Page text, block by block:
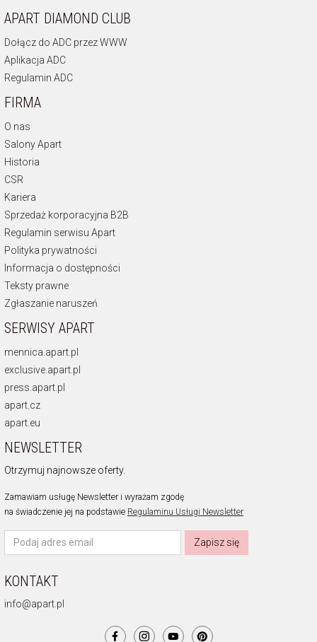
APART DIAMOND CLUB
Dołącz do ADC przez WWW
Aplikacja ADC
Regulamin ADC
FIRMA
O nas
Salony Apart
Historia
CSR
Kariera
Sprzedaż korporacyjna B2B
Regulamin serwisu Apart
Polityka prywatności
Informacja o dostępności
Teksty prawne
Zgłaszanie naruszeń
SERWISY APART
mennica.apart.pl
exclusive.apart.pl
press.apart.pl
apart.cz
apart.eu
NEWSLETTER
Otrzymuj najnowsze oferty.
Zamawiam usługę Newsletter i wyrażam zgodę
na świadczenie jej na podstawie Regulaminu Usługi Newsletter
Zapisz się
KONTAKT
info@apart.pl